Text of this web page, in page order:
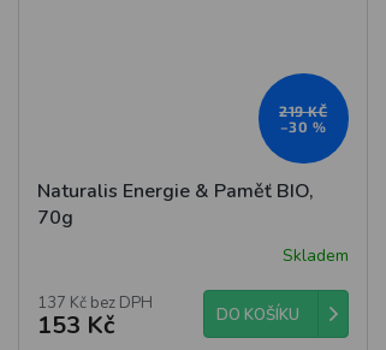
219 KČ
–30 %
Naturalis Energie & Paměť BIO,
70g
Skladem
137 Kč bez DPH
153 Kč DO KOŠÍKU